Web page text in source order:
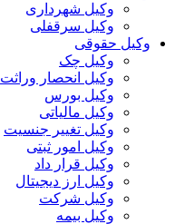
وکیل شهرداری
وکیل سرقفلی
وکیل حقوقی
وکیل چک
وکیل انحصار وراثت
وکیل بورس
وکیل مالیاتی
وکیل تغییر جنسیت
وکیل امور ثبتی
وکیل قرار داد
وکیل ارز دیجیتال
وکیل شرکت
وکیل بیمه